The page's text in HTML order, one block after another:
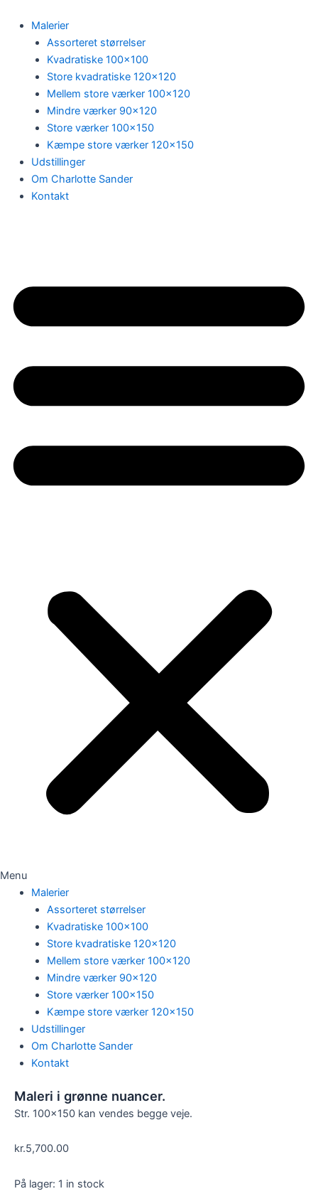
indholdet
Malerier
Assorteret størrelser
Kvadratiske 100×100
Store kvadratiske 120×120
Mellem store værker 100×120
Mindre værker 90×120
Store værker 100×150
Kæmpe store værker 120×150
Udstillinger
Om Charlotte Sander
Kontakt
Menu
Malerier
Assorteret størrelser
Kvadratiske 100×100
Store kvadratiske 120×120
Mellem store værker 100×120
Mindre værker 90×120
Store værker 100×150
Kæmpe store værker 120×150
Udstillinger
Om Charlotte Sander
Kontakt
Maleri i grønne nuancer.
Str. 100×150 kan vendes begge veje.
kr.5,700.00
På lager: 1 in stock
nuancer.
quantity